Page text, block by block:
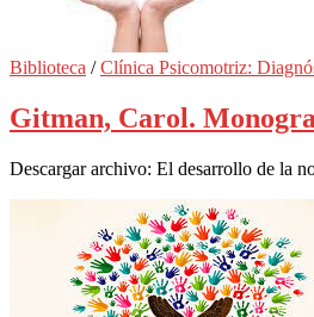
Biblioteca /Clínica Psicomotriz:
Gitman, Carol.
Descargar archivo: El desarrollo de la